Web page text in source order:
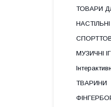
ТОВАРИ
НАСТІЛЬНІ
МУЗИЧНІ
ТВАРИНИ